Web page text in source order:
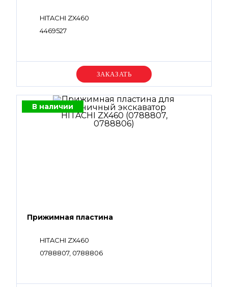
HITACHI ZX460
4469527
Уточняйте цену
В наличии
Прижимная пластина
HITACHI ZX460
0788807, 0788806